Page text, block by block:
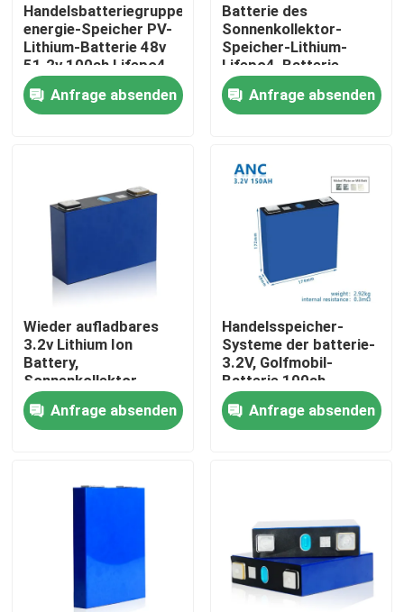
Startseite
Über uns
Fabrik Tour
Qualitätskontrolle
Kontakt
Nachrichten
Alle Fälle
Haushaltsbatteriespeicher
Batteriespeichersysteme für Privathaushalte
Handelsbatteriegruppe
energie-Speicher PV-
Lithium-Batterie 48v
51.2v 100ah Lifepo4
Anfrage absenden
Batterie des
Sonnenkollektor-
Speicher-Lithium-
Lifepo4, Batterie
100ah 3.2v Lifepo4
Anfrage absenden
Wieder aufladbares
3.2v Lithium Ion
Battery,
Sonnenkollektor-
Batterie für Energie-
Speicher
Anfrage absenden
Handelsspeicher-
Systeme der batterie-
3.2V, Golfmobil-
Batterie 100ah
Lifepo4
Anfrage absenden